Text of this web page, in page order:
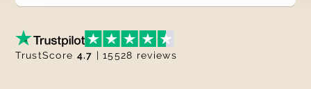
TrustScore 4.7 | 15528 reviews